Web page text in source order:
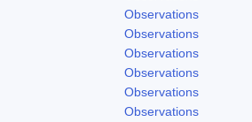
Observations
Observations
Observations
Observations
Observations
Observations